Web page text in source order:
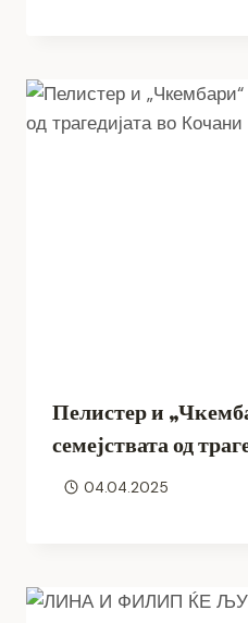
Пелистер и
семејствата од
04.04.2025